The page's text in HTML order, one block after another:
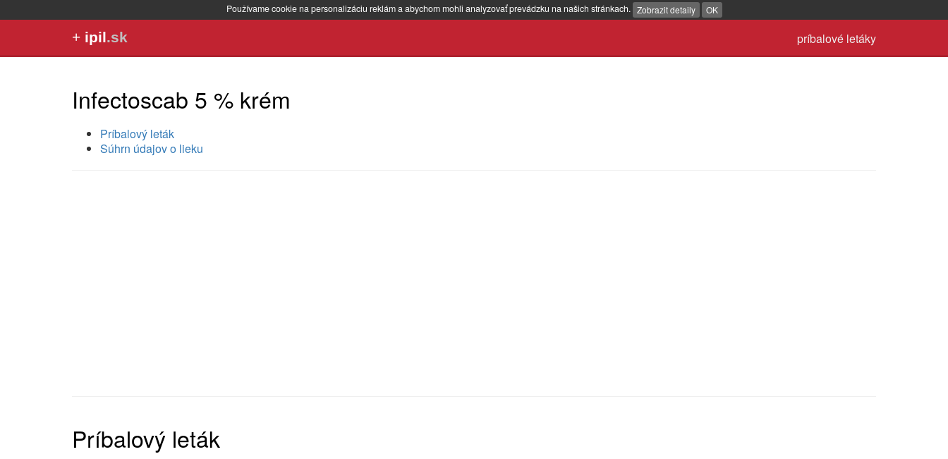
Používame cookie na personalizáciu reklám a abychom mohli analyzovať prevádzku na našich stránkach. Zobrazit detaily OK
príbalové letáky
+ ipil.sk
Infectoscab 5 % krém
Príbalový leták
Súhrn údajov o lieku
Príbalový leták